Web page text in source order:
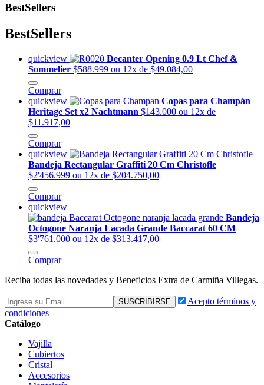
BestSellers
BestSellers
quickview
Decanter Opening 0.9 Lt Chef &
Sommelier $588.999 ou 12x de $49.084,00
Comprar
quickview
Copas para Champán
Heritage Set x2 Nachtmann $143.000 ou 12x de
$11.917,00
Comprar
quickview
Bandeja Rectangular Graffiti 20 Cm Christofle
$2'456.999 ou 12x de $204.750,00
Comprar
quickview
Bandeja
Octogone Naranja Lacada Grande Baccarat 60 CM
$3'761.000 ou 12x de $313.417,00
Comprar
Reciba todas las novedades y Beneficios Extra de Carmiña Villegas.
Acepto términos y
condiciones
Catálogo
Vajilla
Cubiertos
Cristal
Accesorios